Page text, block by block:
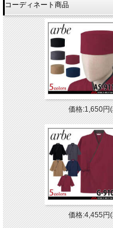
コーディネート商品
価格:1,650円
価格:4,455円